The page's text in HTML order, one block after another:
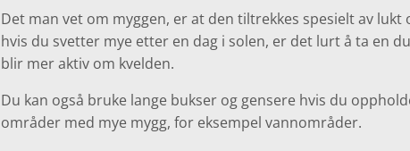
Det man vet om myggen, er at den tiltrekkes spesielt av lukt
hvis du svetter mye etter en dag i solen, er det lurt å ta en
blir mer aktiv om kvelden.
Du kan også bruke lange bukser og gensere hvis du
områder med mye mygg, for eksempel vannområder.